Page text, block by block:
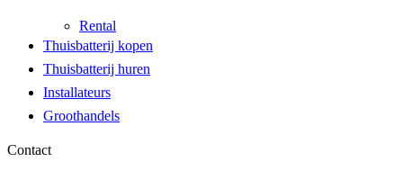
Rental
Thuisbatterij kopen
Thuisbatterij huren
Installateurs
Groothandels
Contact